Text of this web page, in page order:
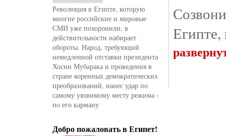
Революция в Египте, которую
многие российские и мировые
СМИ уже похоронили, в
действительности набирает
обороты. Народ, требующий
немедленной отставки президента
Хосни Мубарака и проведения в
стране коренных демократических
преобразований, нанес удар по
самому уязвимому месту режима -
по его карману
Добро пожаловать в Египет!